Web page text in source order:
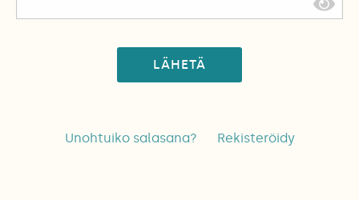
LÄHETÄ
Unohtuiko salasana? Rekisteröidy